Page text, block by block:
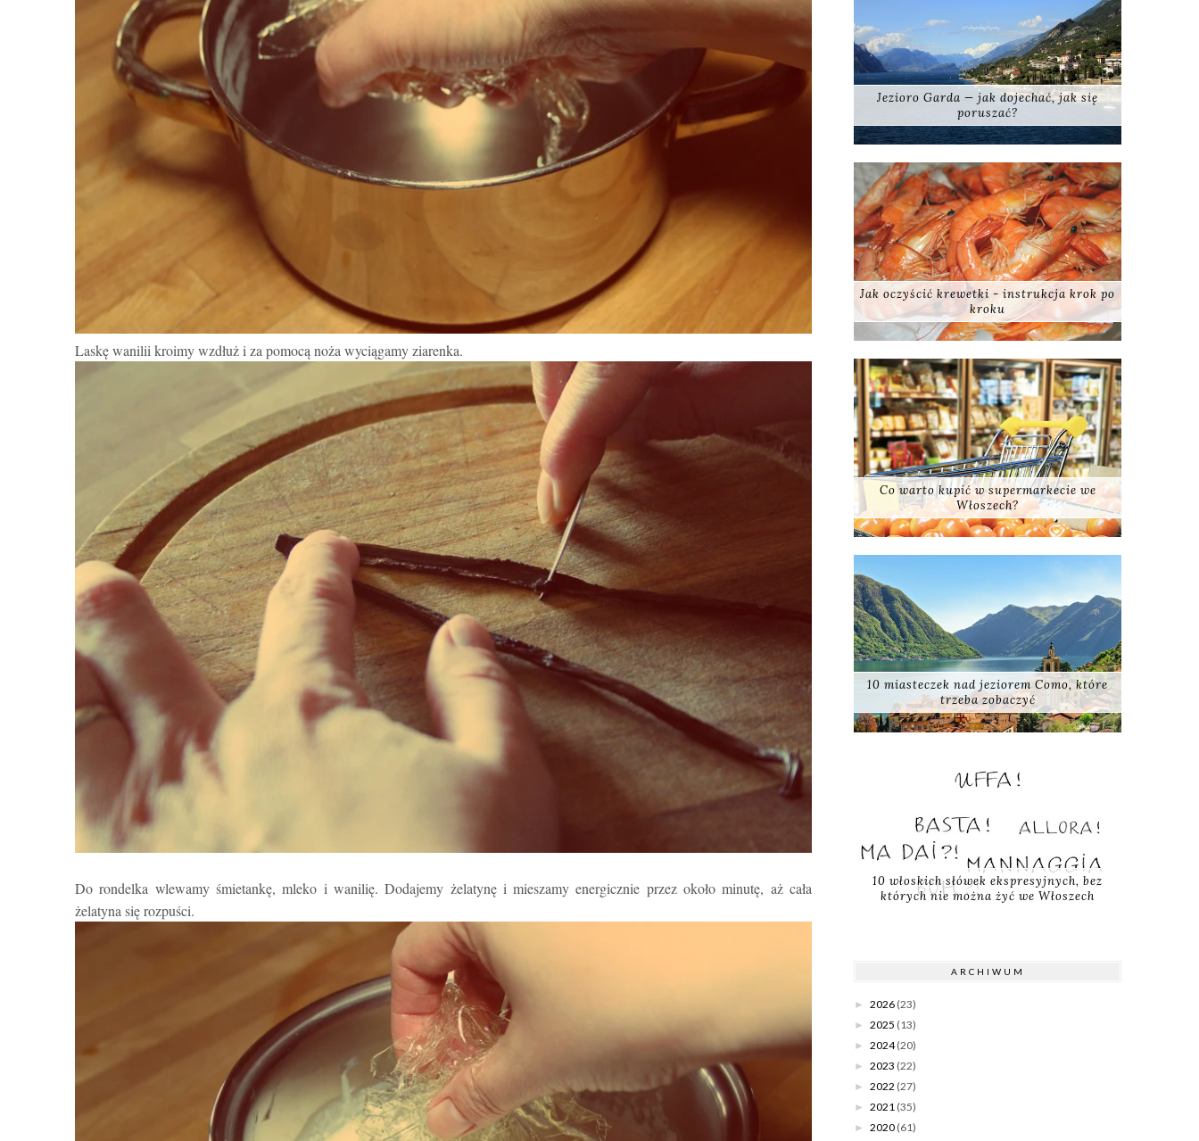
Laskę wanilii kroimy wzdłuż i za pomocą noża wyciągamy ziarenka.
Do rondelka wlewamy śmietankę,mleko i wanilię. Dodajemy żelatynęi mieszamy energicznie przez około minutę, aż cała
żelatyna się rozpuści.
Jezioro Garda — jak dojechać, jak się
poruszać?
Jak oczyścić krewetki - instrukcja krok po
kroku
Co warto kupić w supermarkecie we
Włoszech?
10 miasteczek nad jeziorem Como, które
trzeba zobaczyć
10 włoskich słówek ekspresyjnych, bez
których nie można żyć we Włoszech
ARCHIWUM
► 2026 (23)
► 2025 (13)
► 2024 (20)
► 2023 (22)
► 2022 (27)
► 2021 (35)
► 2020 (61)